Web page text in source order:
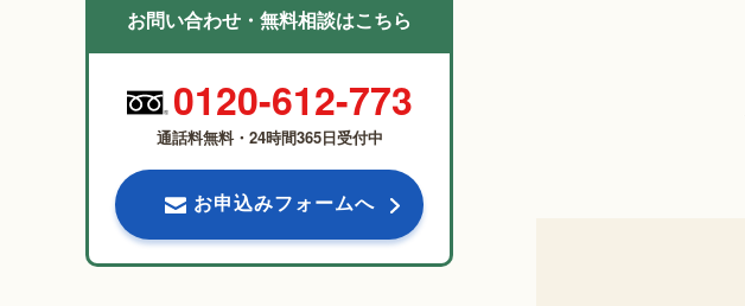
お問い合わせ・無料相談はこちら
0120-612-773
通話料無料・24時間365日受付中
お申込みフォームへ